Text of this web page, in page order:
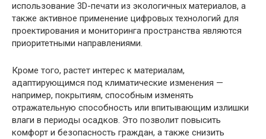
использование 3D-печати из экологичных материалов, а
также активное применение цифровых технологий для
проектирования и мониторинга пространства являются
приоритетными направлениями.
Кроме того, растет интерес к материалам,
адаптирующимся под климатические изменения —
например, покрытиям, способным изменять
отражательную способность или впитывающим излишки
влаги в периоды осадков. Это позволит повысить
комфорт и безопасность граждан, а также снизить